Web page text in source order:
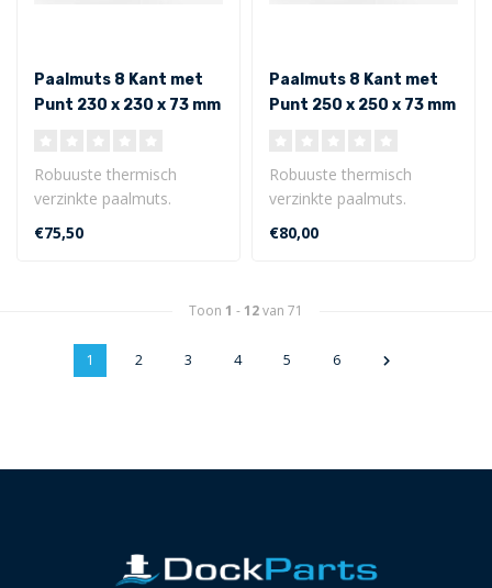
Paalmuts 8 Kant met
Punt 230 x 230 x 73 mm
Robuuste thermisch
verzinkte paalmuts.
x 73 mm - Ui..
€75,50
Paalmuts 8 Kant met
Punt 250 x 250 x 73 mm
Robuuste thermisch
verzinkte paalmuts.
x 73 mm - Ui..
€80,00
Toon 1 - 12van 71
1 2 3 4 5 6